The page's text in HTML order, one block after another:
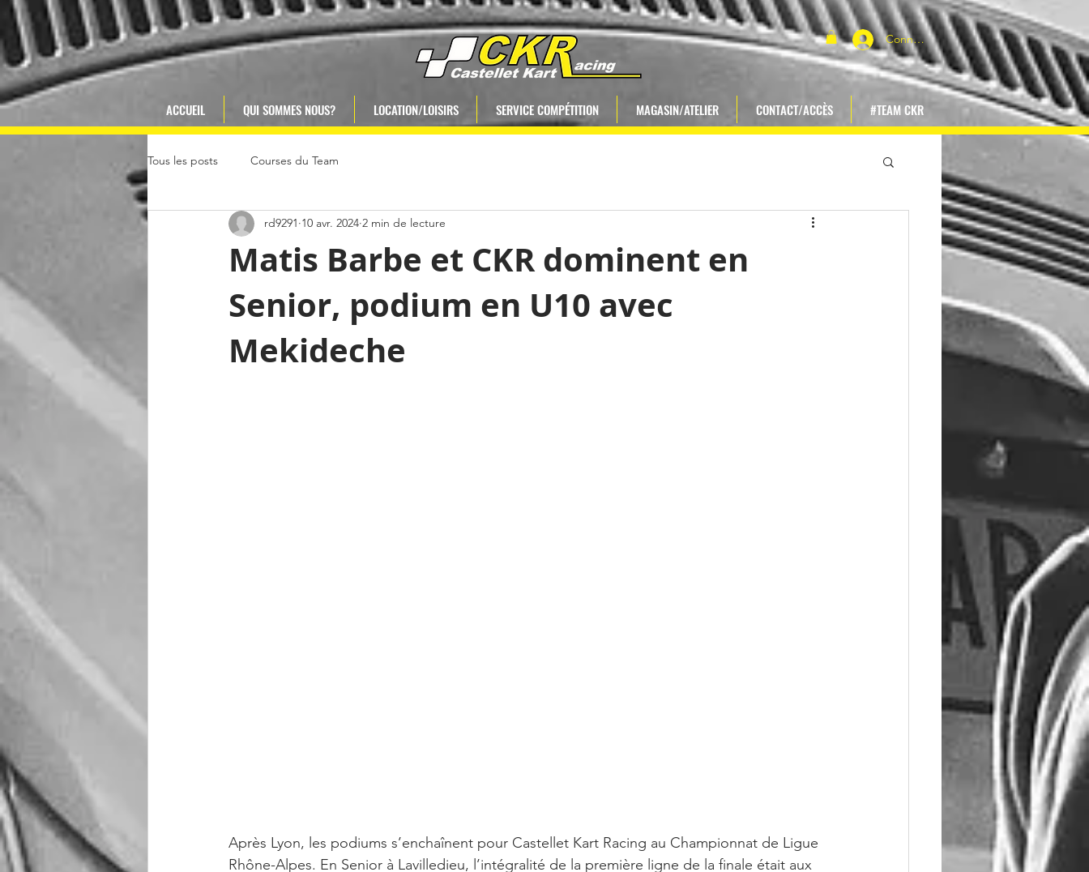
Connexion
ACCUEIL QUI SOMMES NOUS? LOCATION/LOISIRS SERVICE COMPÉTITION MAGASIN/ATELIER CONTACT/ACCÈS #TEAM CKR
Tous les posts Courses du Team
Matis Barbe et CKR dominent en
Senior, podium en U10 avec
Mekideche
rd9291 10 avr. 2024 2 min de lecture
Après Lyon, les podiums s’enchaînent pour Castellet Kart Racing au Championnat de Ligue
Rhône-Alpes. En Senior à Lavilledieu, l’intégralité de la première ligne de la finale était aux